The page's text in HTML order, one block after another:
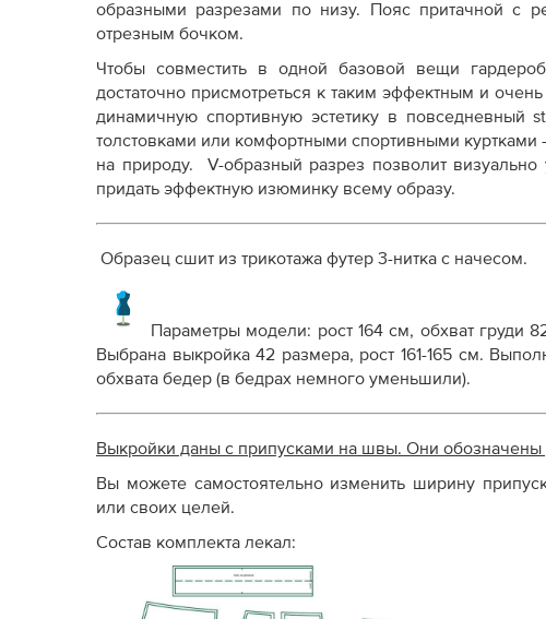
образными разрезами по низу. Пояс притачной с
отрезным бочком.
Чтобы совместить в одной базовой вещи
достаточно присмотреться к таким эффектным и
динамичную спортивную эстетику в
толстовками или комфортными спортивными
на природу. V-образный разрез позволит
придать эффектную изюминку всему образу.
Образец сшит из трикотажа футер 3-нитка с начесом.
Параметры модели: рост 164 см, обхват груди
Выбрана выкройка 42 размера, рост 161-165 см.
обхвата бедер (в бедрах немного уменьшили).
Выкройки даны с припусками на швы. Они
Вы можете самостоятельно изменить ширину
или своих целей.
Состав комплекта лекал: